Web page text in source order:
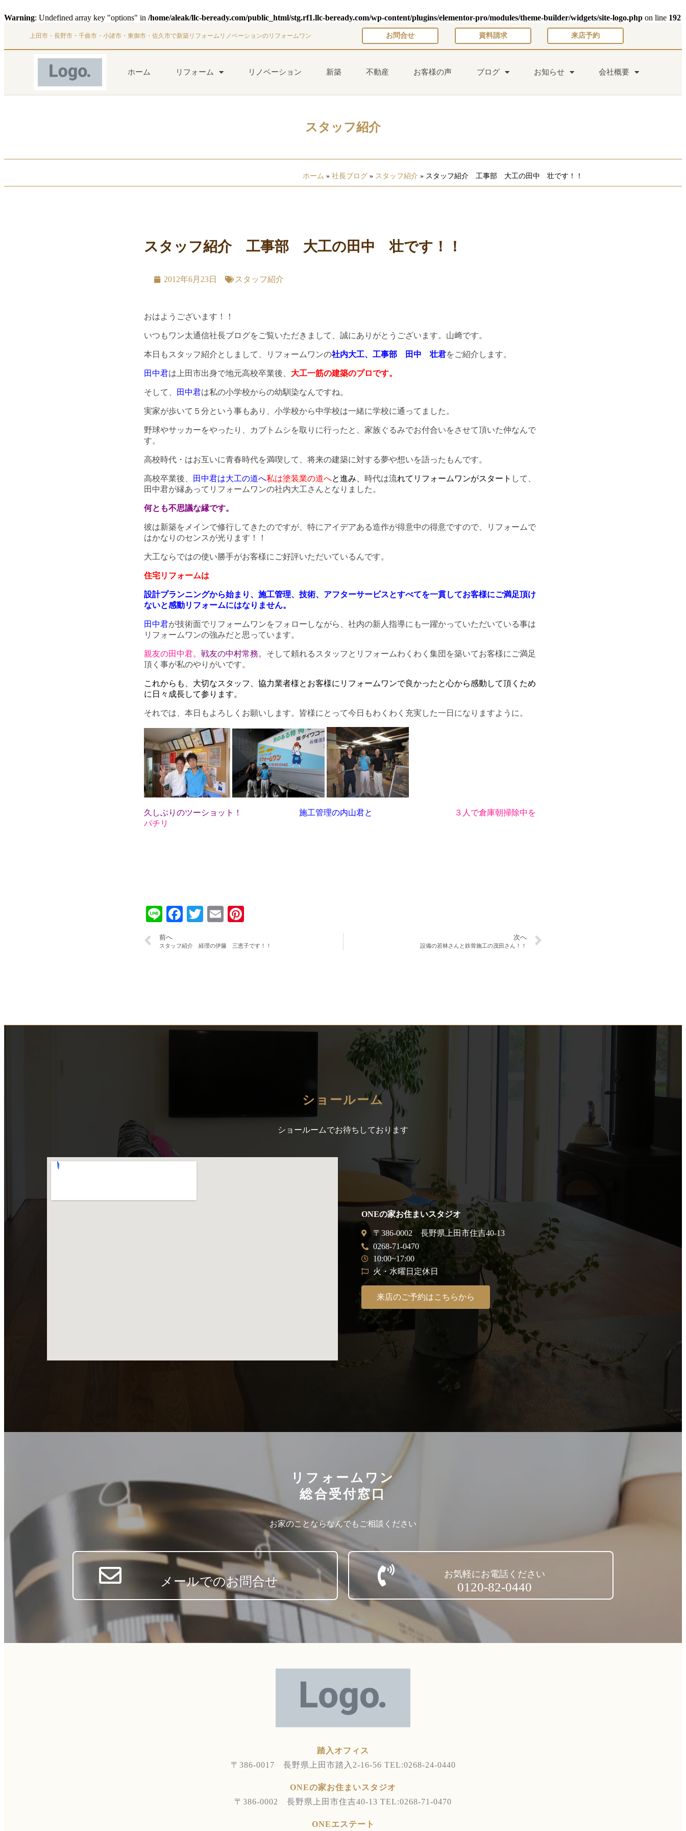
Warning: Undefined array key "options" in /home/aleak/llc-beready.com/public_html/stg.rf1.llc-beready.com/wp-content/plugins/elementor-pro/modules/theme-builder/widgets/site-logo.php on line 192
上田市・長野市・千曲市・小諸市・東御市・佐久市で新築リフォームリノベーションのリフォームワン お問合せ 資料請求 来店予約
ホーム リフォーム リノベーション 新築 不動産 お客様の声 ブログ お知らせ 会社概要
スタッフ紹介
ホーム » 社長ブログ » スタッフ紹介 » スタッフ紹介 工事部 大工の田中 壮です！！
スタッフ紹介 工事部 大工の田中 壮です！！
2012年6月23日 スタッフ紹介
おはようございます！！
いつもワン太通信社長ブログをご覧いただきまして、誠にありがとうございます。山﨑です。
本日もスタッフ紹介としまして、リフォームワンの社内大工、工事部 田中 壮君をご紹介します。
田中君は上田市出身で地元高校卒業後、 大工一筋の建築のプロです。
そして、 田中君は私の小学校からの幼馴染なんですね。
実家が歩いて５分という事もあり、小学校から中学校は一緒に学校に通ってました。
野球やサッカーをやったり、カブトムシを取りに行ったと、家族ぐるみでお付合いをさせて頂いた仲なんで
す。
高校時代・はお互いに青春時代を満喫して、将来の建築に対する夢や想いを語ったもんです。
高校卒業後、 田中君は大工の道へ私は塗装業の道へと進み、 時代は流れてリフォームワンがスタート して、
田中君が縁あってリフォームワンの社内大工さんとなりました。
何とも不思議な縁です。
彼は新築をメインで修行してきたのですが、特にアイデアある造作が得意中の得意ですので、リフォームで
はかなりのセンスが光ります！！
大工ならではの使い勝手がお客様にご好評いただいているんです。
住宅リフォームは
設計プランニングから始まり、施工管理、技術、アフターサービスとすべてを一貫してお客様にご満足頂け
ないと感動リフォームにはなりません。
田中君が技術面でリフォームワンをフォローしながら、社内の新人指導にも一躍かっていただいている事は
リフォームワンの強みだと思っています。
親友の田中君。 戦友の中村常務。 そして頼れるスタッフとリフォームわくわく集団を築いてお客様にご満足
頂く事が私のやりがいです。
これからも、大切なスタッフ、協力業者様とお客様にリフォームワンで良かったと心から感動して頂くため
に日々成長して参ります。
それでは、本日もよろしくお願いします。皆様にとって今日もわくわく充実した一日になりますように。
久しぶりのツーショット！ 施工管理の内山君と
３人で倉庫朝掃除中を
パチリ
LineFacebook
Twitter
Email
前へ
スタッフ紹介 経理の伊藤 三恵子です！！
次へ
設備の若林さんと鉄骨施工の茂田さん！！
ショールーム
ショールームでお待ちしております
ONEの家お住まいスタジオ
〒386-0002 長野県上田市住吉40-13
0268-71-0470
10:00~17:00
火・水曜日定休日
来店のご予約はこちらから
リフォームワン
総合受付窓口
お家のことならなんでもご相談ください
メールでのお問合せ
お気軽にお電話ください
0120-82-0440
踏入オフィス
〒386-0017 長野県上田市踏入2-16-56 TEL:0268-24-0440
ONEの家お住まいスタジオ
〒386-0002 長野県上田市住吉40-13 TEL:0268-71-0470
ONEエステート